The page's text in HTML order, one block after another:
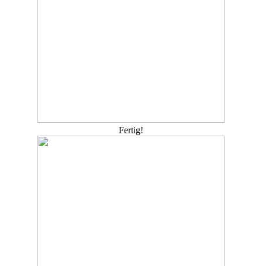
Fertig!